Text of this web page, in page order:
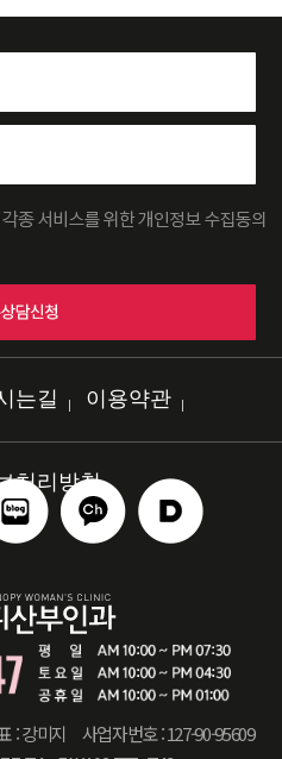
는길 이용약관
처리방침
: 강미지
사업자번호 : 127-90-95609